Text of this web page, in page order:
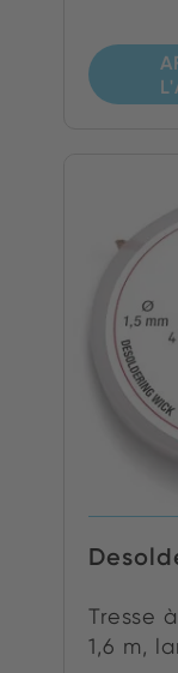
Tresse
1,6 m,